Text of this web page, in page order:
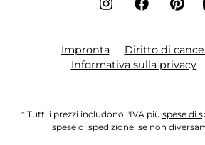
Impronta
Diritto di
Informativa sulla privacy
* Tutti i prezzi includono l'IVA più spese di
spese di spedizione, se non